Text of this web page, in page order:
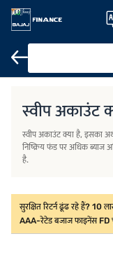
स्वीप अकाउंट
स्वीप अकाउंट क्या है, इसका
निष्क्रिय फंड पर अधिक ब्याज
है.
सुरक्षित रिटर्न ढूंढ रहे हैं? 10
AAA-रेटेड बजाज फाइनेंस FD